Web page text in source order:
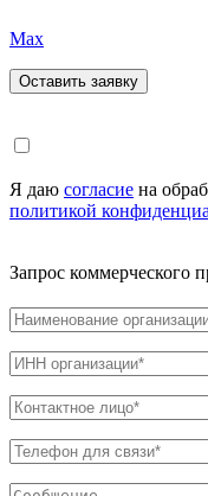
Max
Я даю согласие на
политикой
Запрос коммерческого